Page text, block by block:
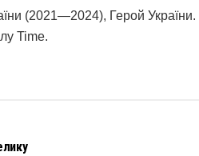
(2021—2024), Герой України.
Time.